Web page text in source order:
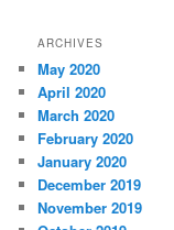
ARCHIVES
May 2020
April 2020
March 2020
February 2020
January 2020
December 2019
November 2019